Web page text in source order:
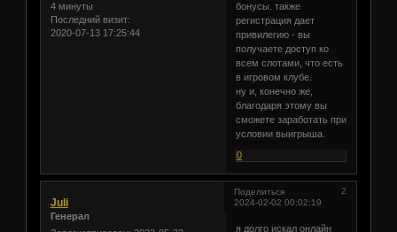
4 минуты
Последний визит:
2020-07-13 17:25:44
бонусы. также
регистрация дает
привилегию - вы
получаете доступ ко
всем слотами, что есть
в игровом клубе.
ну и, конечно же,
благодаря этому вы
сможете заработать при
условии выигрыша.
0
Поделиться
2
2024-02-02 00:02:19
Juli
Генерал
я долго искал онлайн